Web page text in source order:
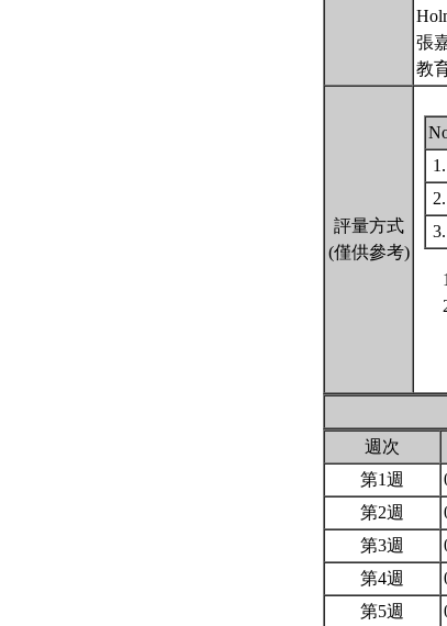
張
教
評量方式
(僅供參考)
1.
2.
3.
週次
第1週
第2週
第3週
第4週
第5週